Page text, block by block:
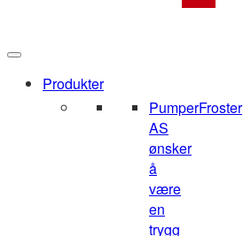
Produkter
PumperFroster
AS
ønsker
å
være
en
trygg